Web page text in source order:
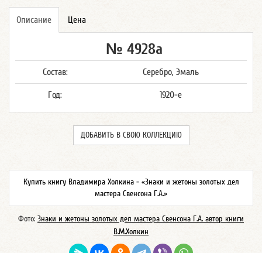
Описание Цена
№ 4928а
Состав: Серебро, Эмаль
Год: 1920-е
ДОБАВИТЬ В СВОЮ КОЛЛЕКЦИЮ
Купить книгу Владимира Холкина - «Знаки и жетоны золотых дел
мастера Свенсона Г.А.»
Фото: Знаки и жетоны золотых дел мастера Свенсона Г.А. автор книги
В.М.Холкин